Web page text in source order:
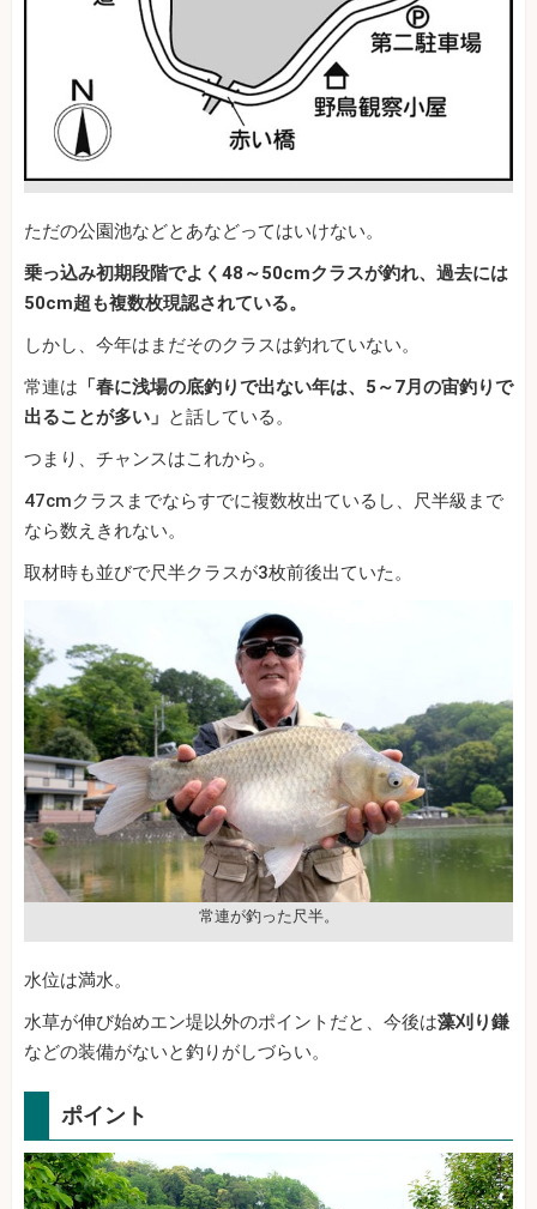
ただの公園池などとあなどってはいけない。
乗っ込み初期段階でよく48～50cmクラスが釣れ、過去には
50cm超も複数枚現認されている。
しかし、今年はまだそのクラスは釣れていない。
常連は 「春に浅場の底釣りで出ない年は、5～7月の宙釣りで
出ることが多い」 と話している。
つまり、チャンスはこれから。
47cmクラスまでならすでに複数枚出ているし、尺半級まで
なら数えきれない。
取材時も並びで尺半クラスが3枚前後出ていた。
常連が釣った尺半。
水位は満水。
水草が伸び始めエン堤以外のポイントだと、今後は藻刈り鎌
などの装備がないと釣りがしづらい。
ポイント